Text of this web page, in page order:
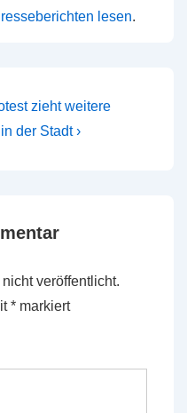
lesen.
zieht weitere
der Stadt ›
veröffentlicht.
* markiert